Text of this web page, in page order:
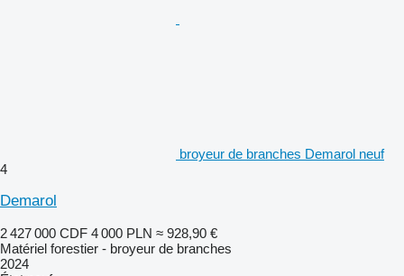
broyeur de branches Demarol neuf
4
Demarol
2 427 000 CDF 4 000 PLN ≈ 928,90 €
Matériel forestier - broyeur de branches
2024